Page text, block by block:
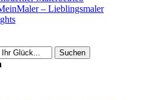
– Lieblingsmaler
Suchen